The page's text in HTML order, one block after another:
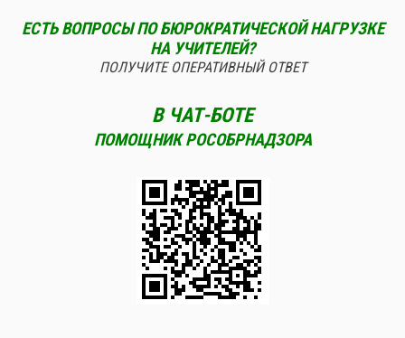
ЕСТЬ ВОПРОСЫ ПО БЮРОКРАТИЧЕСКОЙ НАГРУЗКЕ
НА УЧИТЕЛЕЙ?
ПОЛУЧИТЕ ОПЕРАТИВНЫЙ ОТВЕТ
В ЧАТ-БОТЕ
ПОМОЩНИК РОСОБРНАДЗОРА